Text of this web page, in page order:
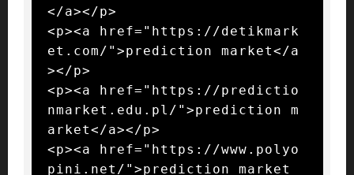
</a></p>
<p><a href="https://detikmark
et.com/">prediction market</a
></p>
<p><a href="https://predictio
nmarket.edu.pl/">prediction m
arket</a></p>
<p><a href="https://www.polyo
pini.net/">prediction market